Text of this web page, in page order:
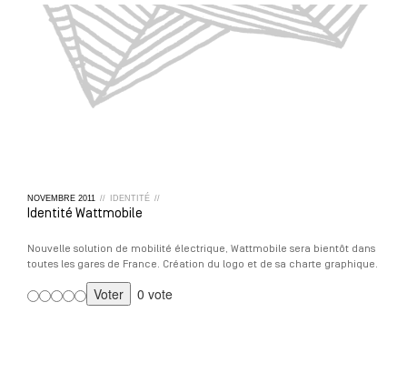
NOVEMBRE 2011 // IDENTITÉ //
Identité Wattmobile
Nouvelle solution de mobilité électrique, Wattmobile sera bientôt dans
toutes les gares de France. Création du logo et de sa charte graphique.
0 vote